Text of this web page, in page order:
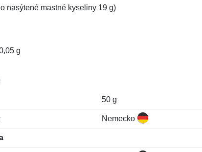
nasýtené mastné kyseliny 19 g)
g
50 g
Nemecko